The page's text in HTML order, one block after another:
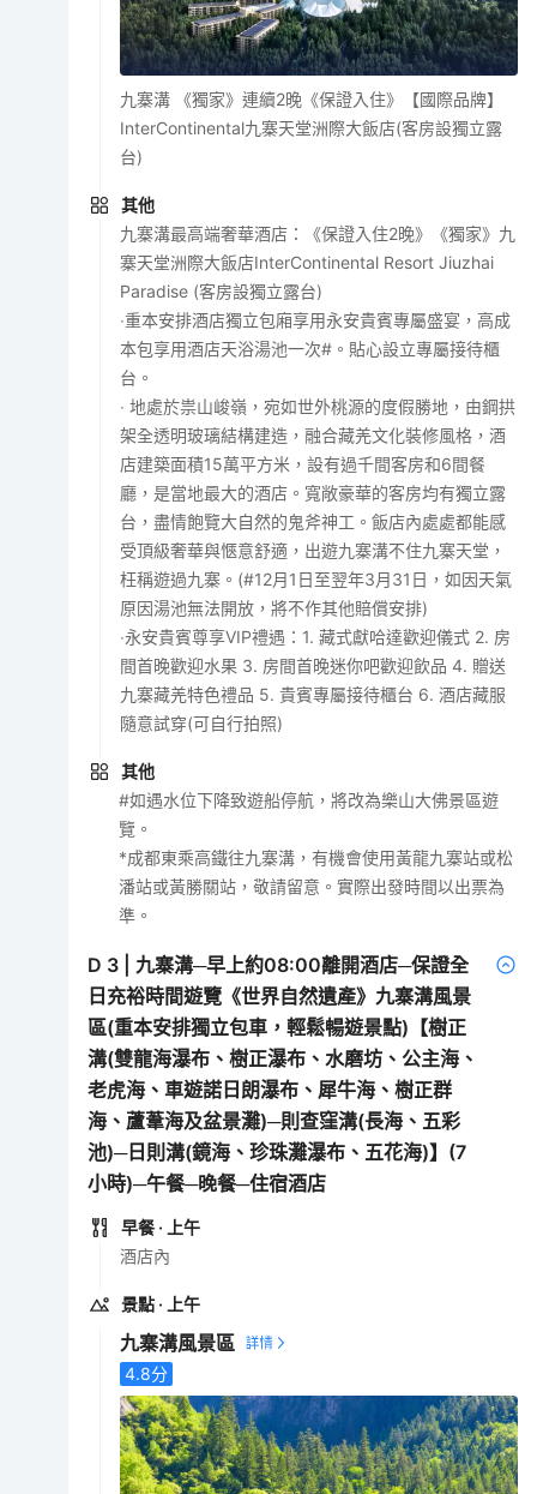
九寨溝 《獨家》連續2晚《保證入住》【國際品牌】
InterContinental九寨天堂洲際大飯店(客房設獨立露
台)
其他
九寨溝最高端奢華酒店：《保證入住2晚》《獨家》九
寨天堂洲際大飯店InterContinental Resort Jiuzhai
Paradise (客房設獨立露台)
‧重本安排酒店獨立包廂享用永安貴賓專屬盛宴，高成
本包享用酒店天浴湯池一次#。貼心設立專屬接待櫃
台。
‧ 地處於祟山峻嶺，宛如世外桃源的度假勝地，由鋼拱
架全透明玻璃結構建造，融合藏羌文化裝修風格，酒
店建築面積15萬平方米，設有過千間客房和6間餐
廳，是當地最大的酒店。寬敞豪華的客房均有獨立露
台，盡情飽覽大自然的鬼斧神工。飯店內處處都能感
受頂級奢華與愜意舒適，出遊九寨溝不住九寨天堂，
枉稱遊過九寨。(#12月1日至翌年3月31日，如因天氣
原因湯池無法開放，將不作其他賠償安排)
‧永安貴賓尊享VIP禮遇：1. 藏式獻哈達歡迎儀式 2. 房
間首晚歡迎水果 3. 房間首晚迷你吧歡迎飲品 4. 贈送
九寨藏羌特色禮品 5. 貴賓專屬接待櫃台 6. 酒店藏服
隨意試穿(可自行拍照)
其他
#如遇水位下降致遊船停航，將改為樂山大佛景區遊
覽。
*成都東乘高鐵往九寨溝，有機會使用黃龍九寨站或松
潘站或黃勝關站，敬請留意。實際出發時間以出票為
準。
D 3
九寨溝─早上約08:00離開酒店─保證全
日充裕時間遊覽《世界自然遺產》九寨溝風景
區(重本安排獨立包車，輕鬆暢遊景點)【樹正
溝(雙龍海瀑布、樹正瀑布、水磨坊、公主海、
老虎海、車遊諾日朗瀑布、犀牛海、樹正群
海、蘆葦海及盆景灘)─則查窪溝(長海、五彩
池)─日則溝(鏡海、珍珠灘瀑布、五花海)】(7
小時)─午餐─晚餐─住宿酒店
早餐 · 上午
酒店內
景點 · 上午
九寨溝風景區
4.8分